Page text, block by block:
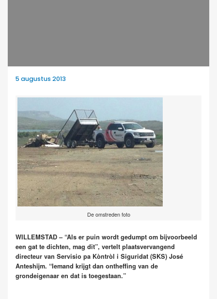
5 augustus 2013
De omstreden foto
WILLEMSTAD – “Als er puin wordt gedumpt om bijvoorbeeld
een gat te dichten, mag dit”, vertelt plaatsvervangend
directeur van Servisio pa Kòntròl i Siguridat (SKS) José
Anteshijm. “Iemand krijgt dan ontheffing van de
grondeigenaar en dat is toegestaan.”